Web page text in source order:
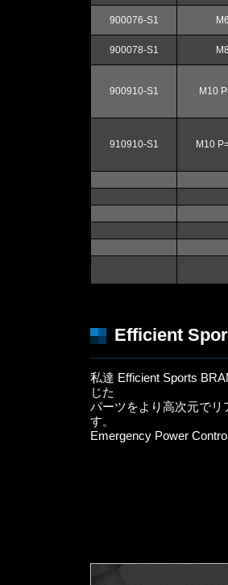
900076-S1 M6
900078-S1 M8
900910-S1 M10
910910-S1 M10
Efficient
私達 Efficient Sports
じた
パーツをより高次元でリ
す。
Emergency Power